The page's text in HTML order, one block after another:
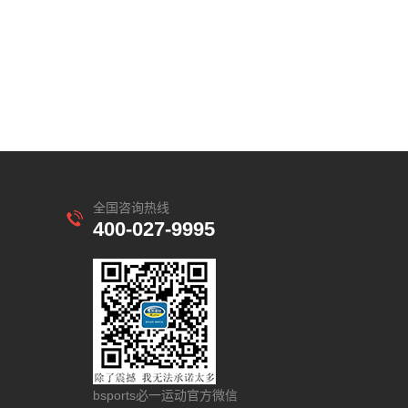
全国咨询热线
400-027-9995
bsports必一运动官方微信